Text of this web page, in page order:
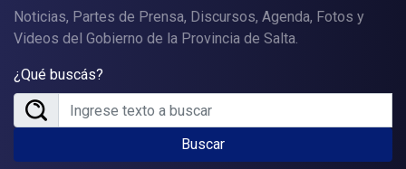
Noticias, Partes de Prensa, Discursos, Agenda, Fotos y
Videos del Gobierno de la Provincia de Salta.
¿Qué buscás?
Buscar